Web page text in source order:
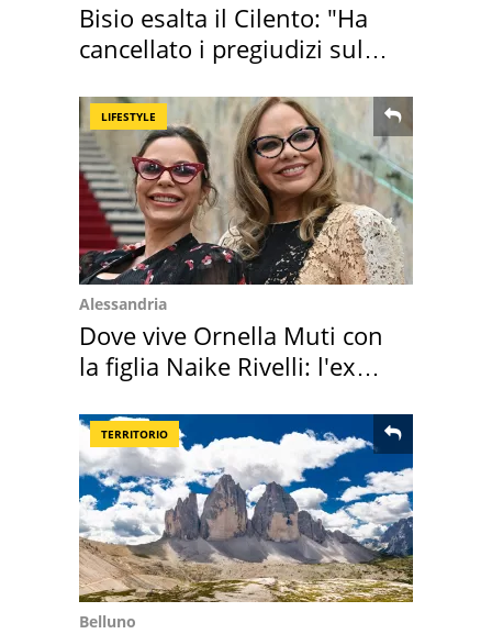
Bisio esalta il Cilento: "Ha
cancellato i pregiudizi sul
LIFESTYLE
Alessandria
Dove vive Ornella Muti con
la figlia Naike Rivelli: l'ex
TERRITORIO
Belluno